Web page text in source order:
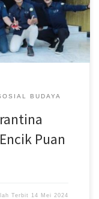
untuk mendukung
Dalam sesi
beragam bakat
termasuk
lokal. Ia
BUDAYA
Puan
Terbit 14 Mei 2024